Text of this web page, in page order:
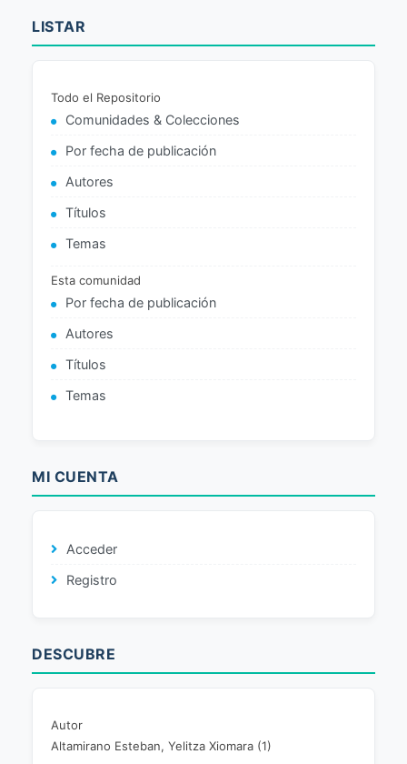
LISTAR
Todo el Repositorio
Comunidades & Colecciones
Por fecha de publicación
Autores
Títulos
Temas
Esta comunidad
Por fecha de publicación
Autores
Títulos
Temas
MI CUENTA
Acceder
Registro
DESCUBRE
Autor
Altamirano Esteban, Yelitza Xiomara (1)